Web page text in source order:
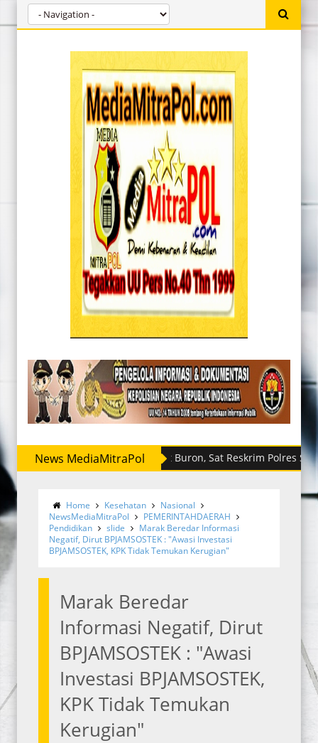
News MediaMitraPolSempat Buron, Sat Reskrim Polres Sergai
Home Kesehatan
Nasional
NewsMediaMitraPol
PEMERINTAHDAERAH
Pendidikan
slide
Marak Beredar Informasi
Negatif, Dirut BPJAMSOSTEK : "Awasi Investasi
BPJAMSOSTEK, KPK Tidak Temukan Kerugian"
Marak Beredar
Informasi Negatif, Dirut
BPJAMSOSTEK : "Awasi
Investasi BPJAMSOSTEK,
KPK Tidak Temukan
Kerugian"